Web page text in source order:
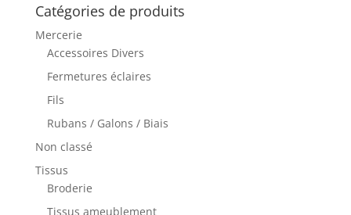
Catégories de produits
Mercerie
Accessoires Divers
Fermetures éclaires
Fils
Rubans / Galons / Biais
Non classé
Tissus
Broderie
Tissus ameublement